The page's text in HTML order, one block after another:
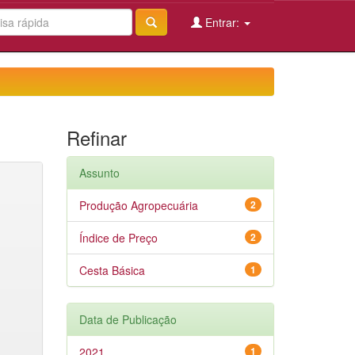
Entrar:
Refinar
Assunto
2
Produção Agropecuária
2
Índice de Preço
1
Cesta Básica
Data de Publicação
1
2021